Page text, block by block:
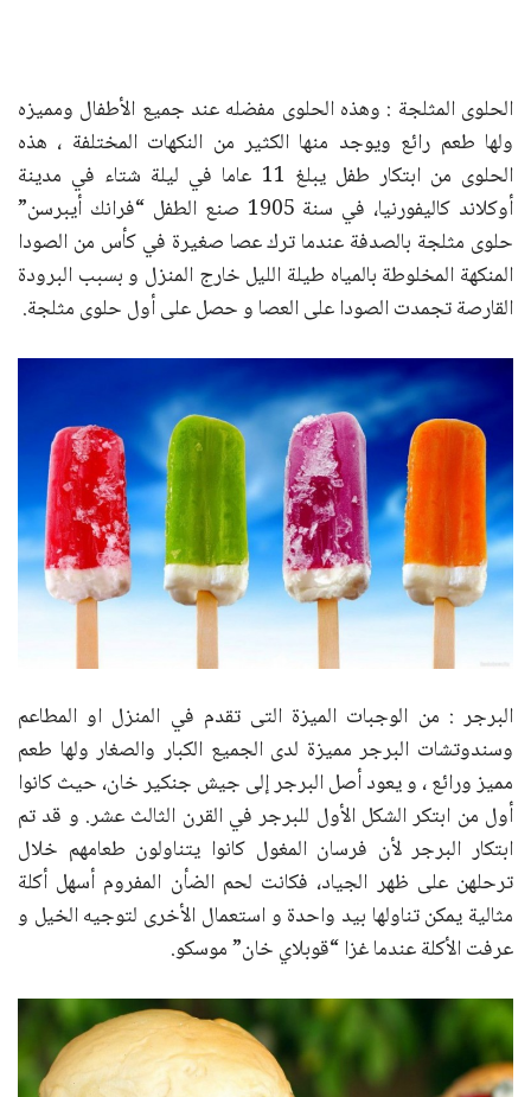
الحلوى المثلجة : وهذه الحلوى مفضله عند جميع الأطفال ومميزه
ولها طعم رائع ويوجد منها الكثير من النكهات المختلفة ، هذه
الحلوى من ابتكار طفل يبلغ 11 عاما في ليلة شتاء في مدينة
أوكلاند كاليفورنيا، في سنة 1905 صنع الطفل “فرانك أيبرسن”
حلوى مثلجة بالصدفة عندما ترك عصا صغيرة في كأس من الصودا
المنكهة المخلوطة بالمياه طيلة الليل خارج المنزل و بسبب البرودة
القارصة تجمدت الصودا على العصا و حصل على أول حلوى مثلجة.
البرجر : من الوجبات الميزة التى تقدم في المنزل او المطاعم
وسندوتشات البرجر مميزة لدى الجميع الكبار والصغار ولها طعم
مميز ورائع ، و يعود أصل البرجر إلى جيش جنكير خان، حيث كانوا
أول من ابتكر الشكل الأول للبرجر في القرن الثالث عشر. و قد تم
ابتكار البرجر لأن فرسان المغول كانوا يتناولون طعامهم خلال
ترحلهن على ظهر الجياد، فكانت لحم الضأن المفروم أسهل أكلة
مثالية يمكن تناولها بيد واحدة و استعمال الأخرى لتوجيه الخيل و
عرفت الأكلة عندما غزا “قوبلاي خان” موسكو.